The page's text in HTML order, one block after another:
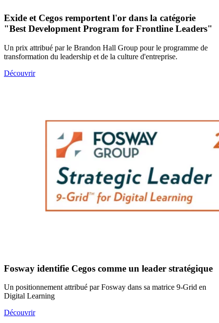
Exide et Cegos remportent l'or dans la catégorie
"Best Development Program for Frontline Leaders"
Un prix attribué par le Brandon Hall Group pour le programme de
transformation du leadership et de la culture d'entreprise.
Découvrir
Fosway identifie Cegos comme un leader stratégique
Un positionnement attribué par Fosway dans sa matrice 9-Grid en
Digital Learning
Découvrir